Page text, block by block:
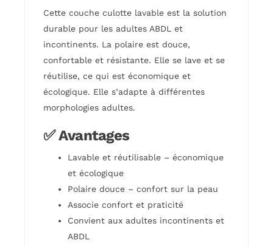
Cette couche culotte lavable est la solution
durable pour les adultes ABDL et
incontinents. La polaire est douce,
confortable et résistante. Elle se lave et se
réutilise, ce qui est économique et
écologique. Elle s’adapte à différentes
morphologies adultes.
✅ Avantages
Lavable et réutilisable – économique
et écologique
Polaire douce – confort sur la peau
Associe confort et praticité
Convient aux adultes incontinents et
ABDL